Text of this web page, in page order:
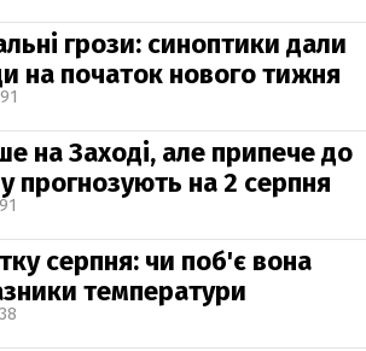
грози: синоптики дали
на початок нового тижня
на Заході, але припече до
прогнозують на 2 серпня
серпня: чи поб'є вона
температури